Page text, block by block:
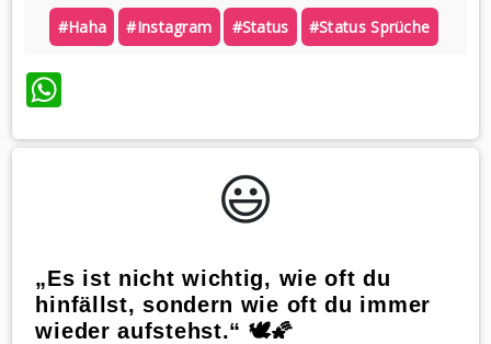
#haha #instagram #status #status Sprüche
WhatsApp
😃️
„Es ist nicht wichtig, wie oft du
hinfällst, sondern wie oft du immer
wieder aufstehst.“ 🕊️🌠